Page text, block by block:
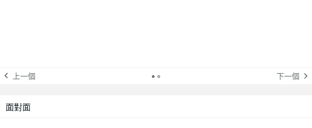
上一個 下一個
面對面